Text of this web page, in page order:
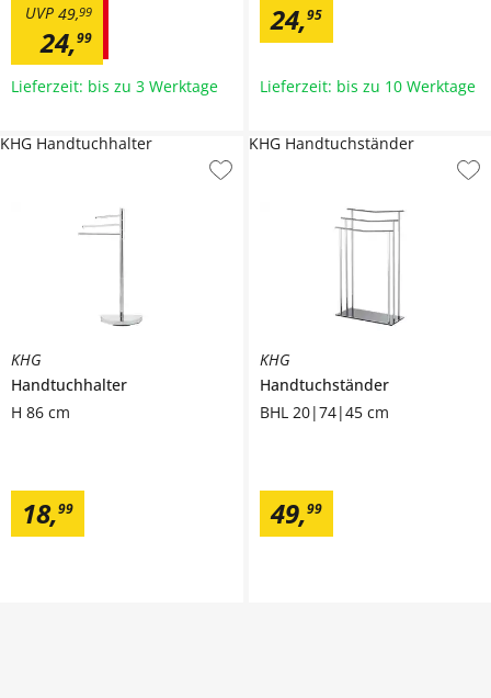
24,99
49,99
UVP
Lieferzeit: bis zu 3 Werktage
24,95
Lieferzeit: bis zu 10 Werktage
KHG
Handtuchhalter
H 86 cm
18,99
KHG Handtuchhalter
KHG
Handtuchständer
BHL 20|74|45 cm
49,99
KHG Handtuchständer